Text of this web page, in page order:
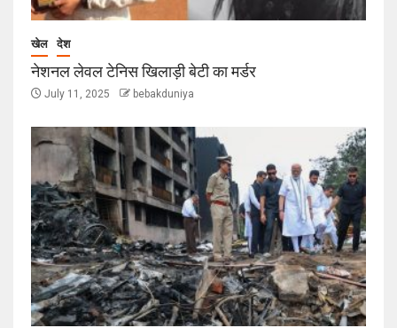
खेल देश
नेशनल लेवल टेनिस खिलाड़ी बेटी का मर्डर
July 11, 2025 bebakduniya